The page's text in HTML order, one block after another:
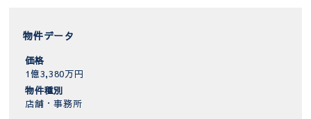
物件データ
価格
1億3,380万円
物件種別
店舗・事務所